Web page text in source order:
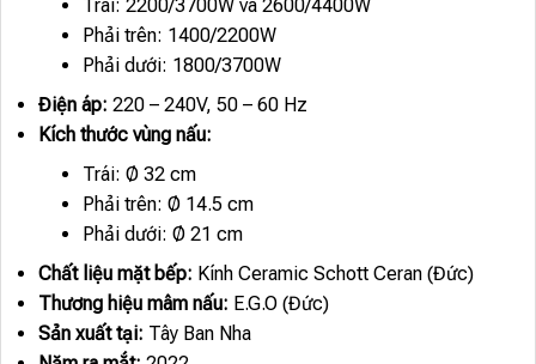
Trái: 2200/3700W và 2600/4400W
Phải trên: 1400/2200W
Phải dưới: 1800/3700W
Điện áp: 220 – 240V, 50 – 60 Hz
Kích thước vùng nấu:
Trái: Ø 32 cm
Phải trên: Ø 14.5 cm
Phải dưới: Ø 21 cm
Chất liệu mặt bếp: Kính Ceramic Schott Ceran (Đức)
Thương hiệu mâm nấu: E.G.O (Đức)
Sản xuất tại: Tây Ban Nha